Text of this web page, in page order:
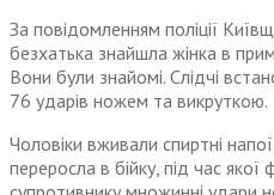
За повідомленням поліції
безхатька знайшла жінка в
Вони були знайомі. Слідчі
76 ударів ножем та викруткою.
Чоловіки вживали спиртні
переросла в бійку, під час якої